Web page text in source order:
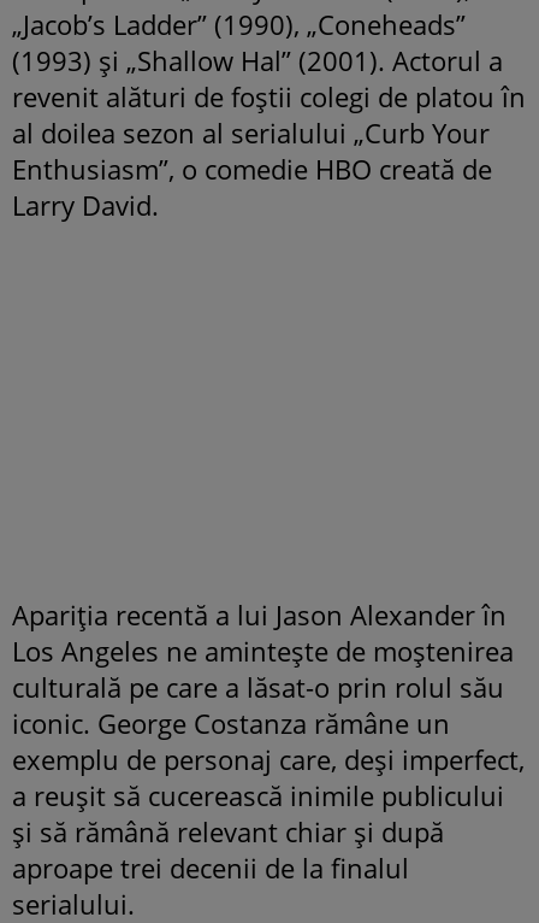
„Jacob’s Ladder” (1990), „Coneheads”
(1993) și „Shallow Hal” (2001). Actorul a
revenit alături de foștii colegi de platou în
al doilea sezon al serialului „Curb Your
Enthusiasm”, o comedie HBO creată de
Larry David.
Apariția recentă a lui Jason Alexander în
Los Angeles ne amintește de moștenirea
culturală pe care a lăsat-o prin rolul său
iconic. George Costanza rămâne un
exemplu de personaj care, deși imperfect,
a reușit să cucerească inimile publicului
și să rămână relevant chiar și după
aproape trei decenii de la finalul
serialului.